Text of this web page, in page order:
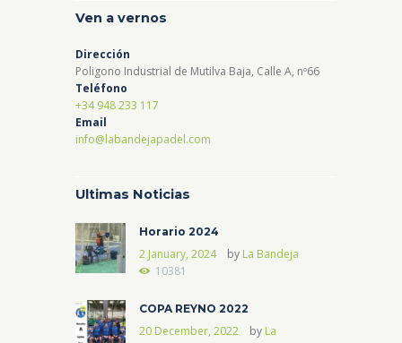
Ven a vernos
Dirección
Poligono Industrial de Mutilva Baja, Calle A, nº66
Teléfono
+34 948 233 117
Email
info@labandejapadel.com
Ultimas Noticias
Horario 2024
2 January, 2024 by La Bandeja
10381
COPA REYNO 2022
20 December, 2022 by La